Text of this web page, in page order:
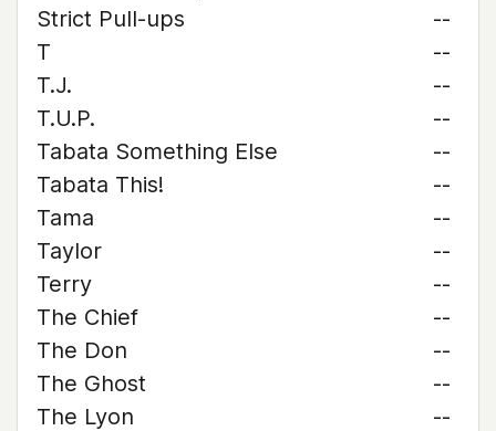
Strict Pull-ups
--
T
--
T.J.
--
T.U.P.
--
Tabata Something Else
--
Tabata This!
--
Tama
--
Taylor
--
Terry
--
The Chief
--
The Don
--
The Ghost
--
The Lyon
--